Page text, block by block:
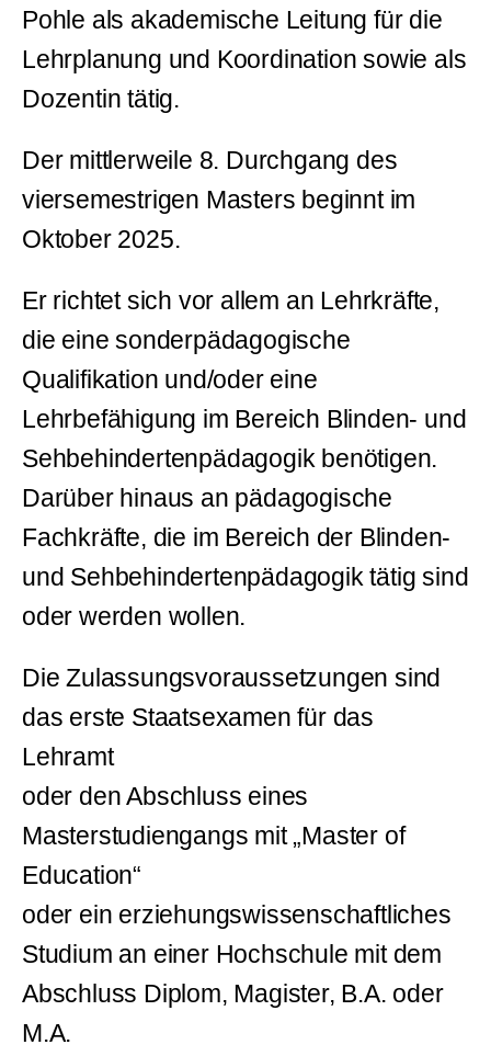
Pohle als akademische Leitung für die
Lehrplanung und Koordination sowie als
Dozentin tätig.
Der mittlerweile 8. Durchgang des
viersemestrigen Masters beginnt im
Oktober 2025.
Er richtet sich vor allem an Lehrkräfte,
die eine sonderpädagogische
Qualifikation und/oder eine
Lehrbefähigung im Bereich Blinden- und
Sehbehindertenpädagogik benötigen.
Darüber hinaus an pädagogische
Fachkräfte, die im Bereich der Blinden-
und Sehbehindertenpädagogik tätig sind
oder werden wollen.
Die Zulassungsvoraussetzungen sind
das erste Staatsexamen für das
Lehramt
oder den Abschluss eines
Masterstudiengangs mit „Master of
Education“
oder ein erziehungswissenschaftliches
Studium an einer Hochschule mit dem
Abschluss Diplom, Magister, B.A. oder
M.A.